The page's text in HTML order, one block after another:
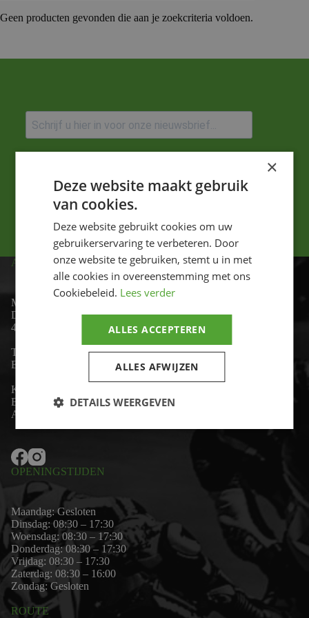
Geen producten gevonden die aan je zoekcriteria voldoen.
Versturen
ADRES
Motor-id
De Lind 17
4841 KC Prinsenbeek
Telefoon:
+31 (0)76 - 54 11 888
Email:
wim@motor-id.nl
K.v.K: 80530338
B.T.W-nummer: NL861703947B01
Algemene voorwaarden
OPENINGSTIJDEN
Maandag: Gesloten
Dinsdag: 08:30 – 17:30
Woensdag: 08:30 – 17:30
Donderdag: 08:30 – 17:30
Vrijdag: 08:30 – 17:30
Zaterdag: 08:30 – 16:00
Zondag: Gesloten
ROUTE
×
Deze website maakt gebruik
van cookies.
Deze website gebruikt cookies om uw
gebruikerservaring te verbeteren. Door
onze website te gebruiken, stemt u in met
alle cookies in overeenstemming met ons
Cookiebeleid. Lees verder
ALLES ACCEPTEREN
ALLES AFWIJZEN
DETAILS WEERGEVEN